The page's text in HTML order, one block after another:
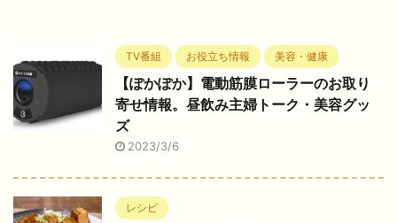
TV番組 お役立ち情報 美容・健康
【ぽかぽか】電動筋膜ローラーのお取り
寄せ情報。昼飲み主婦トーク・美容グッ
ズ
2023/3/6
レシピ